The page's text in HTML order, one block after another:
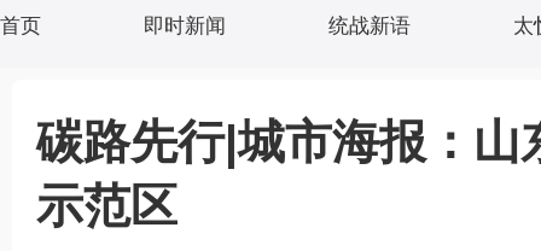
首页 即时新闻 统战新语 太
碳路先行|城市海报：
示范区